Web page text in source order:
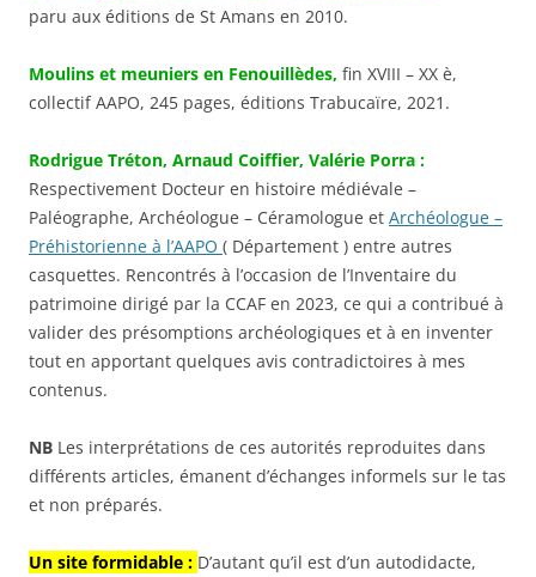
paru aux éditions de St Amans en 2010.
Moulins et meuniers en Fenouillèdes, fin XVIII – XX è,
collectif AAPO, 245 pages, éditions Trabucaïre, 2021.
Rodrigue Tréton, Arnaud Coiffier, Valérie Porra :
Respectivement Docteur en histoire médiévale –
Paléographe, Archéologue – Céramologue et Archéologue –
Préhistorienne à l’AAPO ( Département ) entre autres
casquettes. Rencontrés à l’occasion de l’Inventaire du
patrimoine dirigé par la CCAF en 2023, ce qui a contribué à
valider des présomptions archéologiques et à en inventer
tout en apportant quelques avis contradictoires à mes
contenus.
NB Les interprétations de ces autorités reproduites dans
différents articles, émanent d’échanges informels sur le tas
et non préparés.
Un site formidable : D’autant qu’il est d’un autodidacte,